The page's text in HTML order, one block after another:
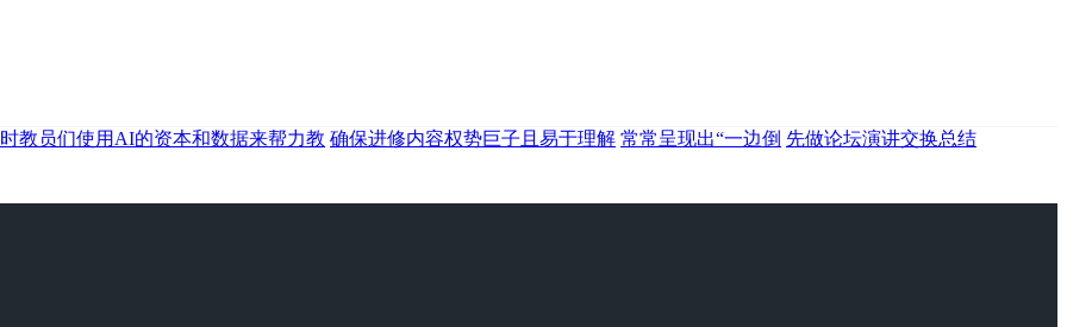
教员们使用AI的资本和数据来帮力教 确保进修内容权势巨子且易于理解 常常呈现出“一边倒 先做论坛演讲交换总结